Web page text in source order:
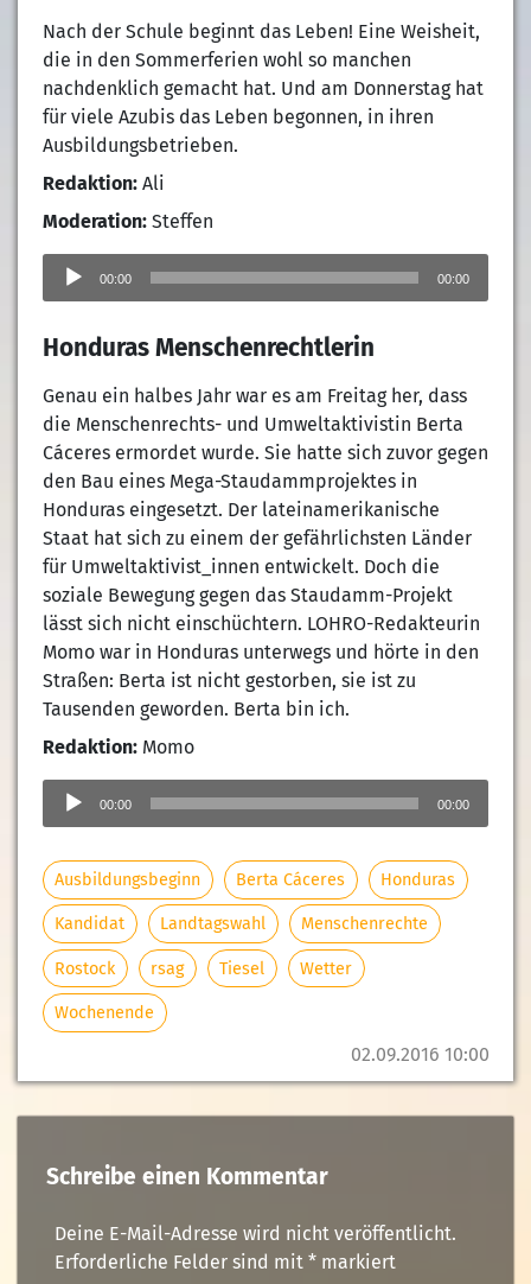
02.09.2016 10:00
Nach der Schule beginnt das Leben! Eine Weisheit,
die in den Sommerferien wohl so manchen
nachdenklich gemacht hat. Und am Donnerstag hat
für viele Azubis das Leben begonnen, in ihren
Ausbildungsbetrieben.
Redaktion:Ali
Moderation:Steffen
Audio-
Player
00:00 00:00
Honduras Menschenrechtlerin
Genau ein halbes Jahr war es am Freitag her, dass
die Menschenrechts- und Umweltaktivistin Berta
Cáceres ermordet wurde. Sie hatte sich zuvor gegen
den Bau eines Mega-Staudammprojektes in
Honduras eingesetzt. Der lateinamerikanische
Staat hat sich zu einem der gefährlichsten Länder
für Umweltaktivist_innen entwickelt. Doch die
soziale Bewegung gegen das Staudamm-Projekt
lässt sich nicht einschüchtern. LOHRO-Redakteurin
Momo war in Honduras unterwegs und hörte in den
Straßen: Berta ist nicht gestorben, sie ist zu
Tausenden geworden. Berta bin ich.
Redaktion:Momo
Audio-
Player
00:00 00:00
Ausbildungsbeginn Berta Cáceres Honduras
Kandidat Landtagswahl Menschenrechte
Rostock rsag Tiesel Wetter
Wochenende
Schreibe einen Kommentar
Deine E-Mail-Adresse wird nicht veröffentlicht.
Erforderliche Felder sind mit *markiert